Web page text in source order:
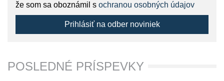
že som sa oboznámil s ochranou osobných údajov
Prihlásiť na odber noviniek
POSLEDNÉ PRÍSPEVKY